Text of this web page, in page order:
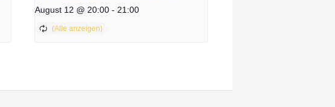
August 12 @ 20:00 - 21:00